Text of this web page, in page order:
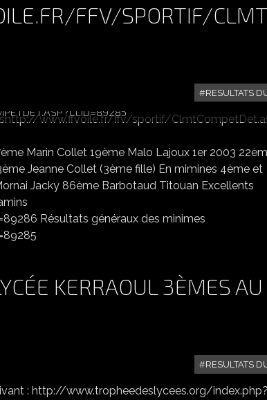
FFV/SPORTIF/
RESULTATS
Marin Collet 19ème Malo Lajoux 1er 2003
Jeanne Collet (3ème fille) En mimines 4ème et
Jacky 86ème Barbotaud Titouan Excellents
Résultats généraux des minimes
KERRAOUL 3ÈMES AU
RESULTATS
: http://www.tropheedeslycees.org/index.php?